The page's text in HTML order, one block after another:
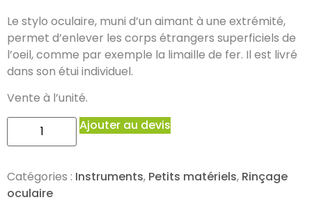
Le stylo oculaire, muni d’un aimant à une extrémité,
permet d’enlever les corps étrangers superficiels de
l’oeil, comme par exemple la limaille de fer. Il est livré
dans son étui individuel.
Vente à l’unité.
Ajouter au devis
Catégories : Instruments, Petits matériels, Rinçage
oculaire